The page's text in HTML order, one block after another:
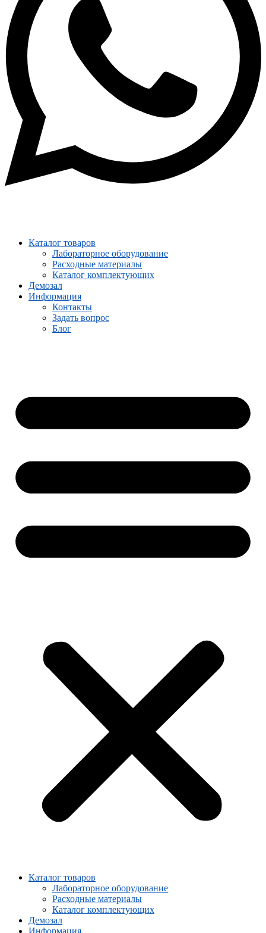
Каталог товаров
Лабораторное оборудование
Расходные материалы
Каталог комплектующих
Демозал
Информация
Контакты
Задать вопрос
Блог
Каталог товаров
Лабораторное оборудование
Расходные материалы
Каталог комплектующих
Демозал